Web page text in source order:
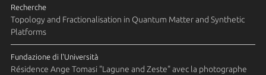
Recherche
Topology and Fractionalisation in Quantum Matter and Synthetic
Platforms
Fundazione di l'Università
Résidence Ange Tomasi "Lagune and Zeste" avec la photographe